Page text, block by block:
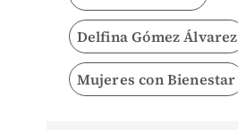
Delfina Gómez Álvarez
Mujeres con Bienestar